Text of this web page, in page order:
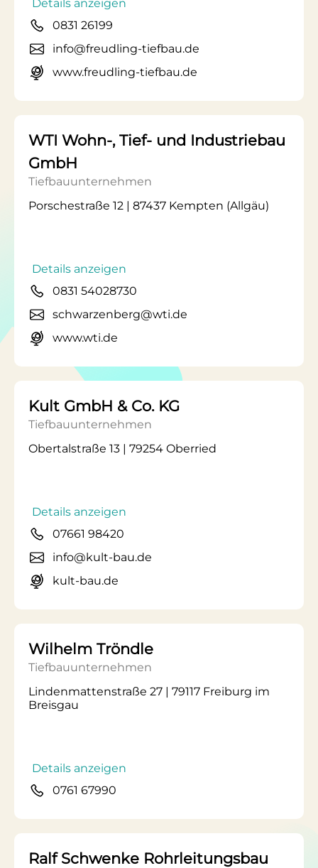
Details anzeigen
0831 26199
info@freudling-tiefbau.de
www.freudling-tiefbau.de
WTI Wohn-, Tief- und Industriebau
GmbH
Tiefbauunternehmen
Porschestraße 12 | 87437 Kempten (Allgäu)
Details anzeigen
0831 54028730
schwarzenberg@wti.de
www.wti.de
Kult GmbH & Co. KG
Tiefbauunternehmen
Obertalstraße 13 | 79254 Oberried
Details anzeigen
07661 98420
info@kult-bau.de
kult-bau.de
Wilhelm Tröndle
Tiefbauunternehmen
Lindenmattenstraße 27 | 79117 Freiburg im
Breisgau
Details anzeigen
0761 67990
Ralf Schwenke Rohrleitungsbau